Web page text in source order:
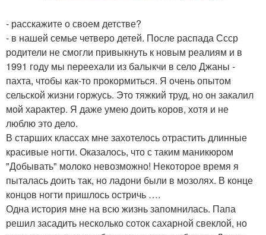
- расскажите о своем детстве?
- в нашей семье четверо детей. После распада Ссср
родители не смогли привыкнуть к новым реалиям и в
1991 году мы переехали из балыкчи в село Джаны -
пахта, чтобы как-то прокормиться. Я очень опытом
сельской жизни горжусь. Это тяжкий труд, но он закалил
мой характер. Я даже умею доить коров, хотя и не
люблю это дело.
В старших классах мне захотелось отрастить длинные
красивые ногти. Оказалось, что с таким маникюром
"Добывать" молоко невозможно! Некоторое время я
пыталась доить так, но ладони были в мозолях. В конце
концов ногти пришлось остричь ….
Одна история мне на всю жизнь запомнилась. Папа
решил засадить несколько соток сахарной свеклой, но